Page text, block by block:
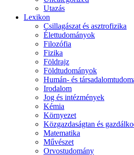
Utazás
Lexikon
Csillagászat és asztrofizika
Élettudományok
Filozófia
Fizika
Földrajz
Földtudományok
Humán- és
Irodalom
Jog és intézmények
Kémia
Környezet
Közgazdaságtan és
Matematika
Művészet
Orvostudomány